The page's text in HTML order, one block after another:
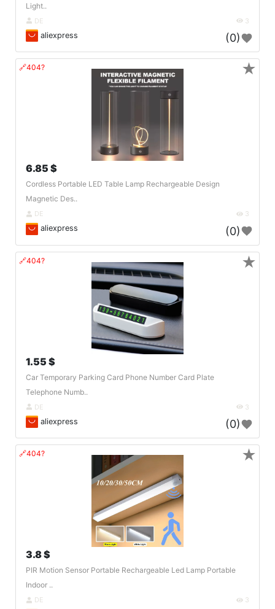
Light..
DE 3
aliexpress (0)
🔗404?
6.85 $
Cordless Portable LED Table Lamp Rechargeable Design
Magnetic Des..
DE 3
aliexpress (0)
★
🔗404?
1.55 $
Car Temporary Parking Card Phone Number Card Plate
Telephone Numb..
DE 3
aliexpress (0)
★
🔗404?
3.8 $
PIR Motion Sensor Portable Rechargeable Led Lamp Portable
Indoor ..
DE 3
★